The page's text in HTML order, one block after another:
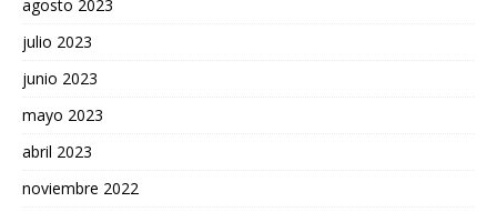
agosto 2023
julio 2023
junio 2023
mayo 2023
abril 2023
noviembre 2022